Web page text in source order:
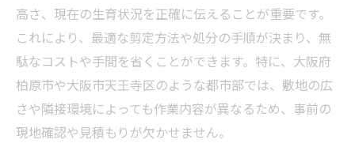
高さ、現在の生育状況を正確に伝えることが重要です。
これにより、最適な剪定方法や処分の手順が決まり、無
駄なコストや手間を省くことができます。特に、大阪府
柏原市や大阪市天王寺区のような都市部では、敷地の広
さや隣接環境によっても作業内容が異なるため、事前の
現地確認や見積もりが欠かせません。